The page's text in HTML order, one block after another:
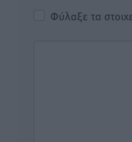
Φύλαξε τα